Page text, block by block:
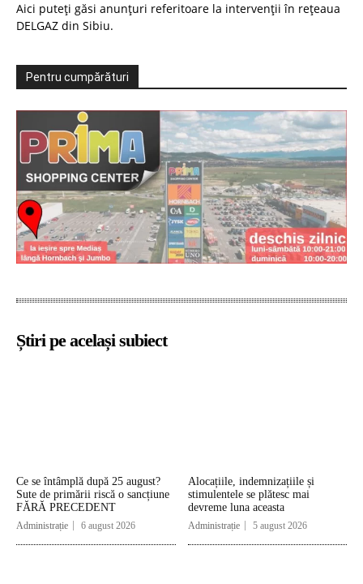
Aici puteți găsi anunțuri referitoare la intervenții în rețeaua
DELGAZ din Sibiu.
Pentru cumpărături
Știri pe același subiect
Ce se întâmplă după 25 august?
Sute de primării riscă o sancțiune
FĂRĂ PRECEDENT
Administrație 6 august 2026
Alocațiile, indemnizațiile și
stimulentele se plătesc mai
devreme luna aceasta
Administrație 5 august 2026